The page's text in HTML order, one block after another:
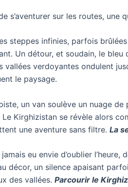
s’aventurer sur les routes,
steppes infinies, parfois
Un détour, et soudain, le
vallées verdoyantes ondulent
le paysage.
un van soulève un nuage
Le Kirghizistan se révèle alors
une aventure sans filtre. La
jamais eu envie d’oublier
décor, un silence apaisant
des vallées. Parcourir le